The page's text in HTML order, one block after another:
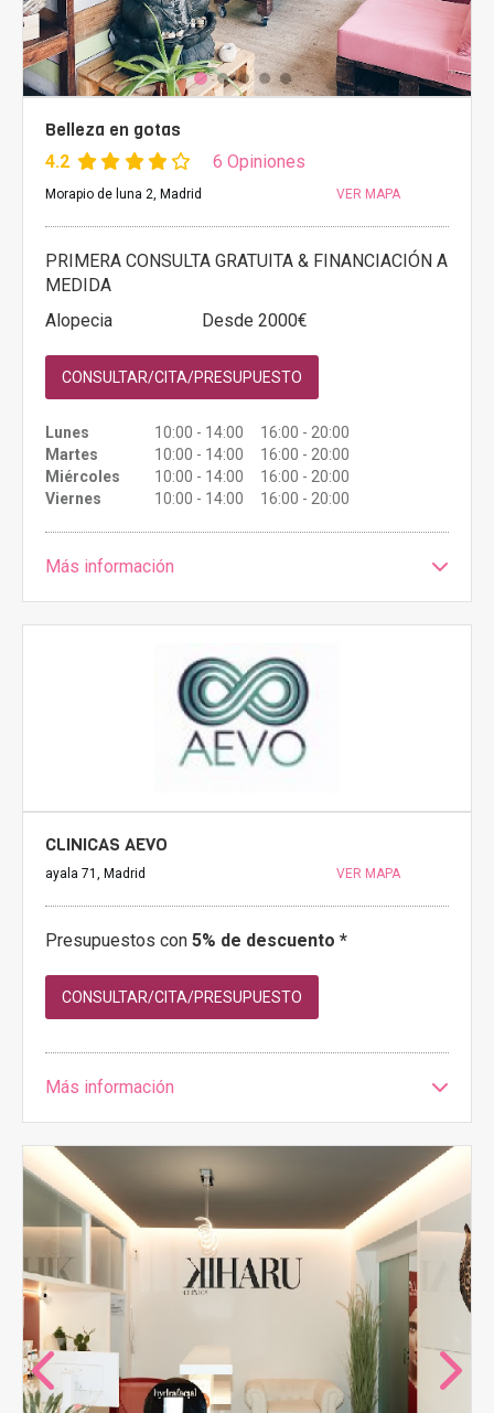
Belleza en gotas
4.2 6 Opiniones
Morapio de luna 2, Madrid VER MAPA
PRIMERA CONSULTA GRATUITA & FINANCIACIÓN A
MEDIDA
Alopecia
Desde 2000€
CONSULTAR/CITA/PRESUPUESTO
Lunes
10:00 - 14:00 16:00 - 20:00
Martes
10:00 - 14:00 16:00 - 20:00
Miércoles
10:00 - 14:00 16:00 - 20:00
Viernes
10:00 - 14:00 16:00 - 20:00
Más información
CLINICAS AEVO
ayala 71, Madrid VER MAPA
Presupuestos con 5% de descuento *
CONSULTAR/CITA/PRESUPUESTO
Más información